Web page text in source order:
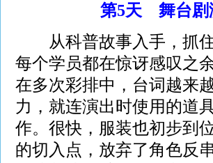
第5天 舞台剧
从科普故事入手，抓住
每个学员都在惊讶感叹之
在多次彩排中，台词越来
力，就连演出时使用的道
作。很快，服装也初步到
的切入点，放弃了角色反